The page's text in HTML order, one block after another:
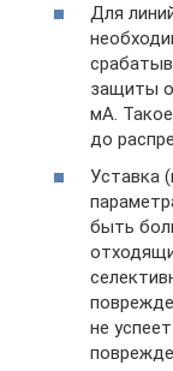
Для
защиты
мА.
до
Уставка
быть
не